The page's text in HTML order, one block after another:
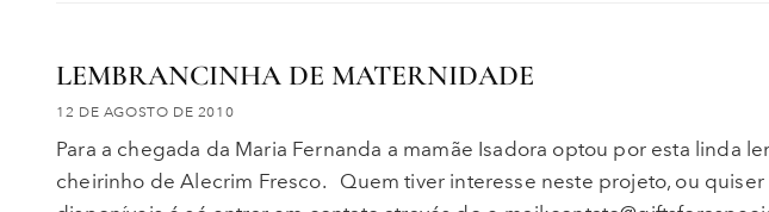
LEMBRANCINHA DE MATERNIDADE
12 DE AGOSTO DE 2010
Para a chegada da Maria Fernanda a mamãe Isadora optou por esta linda
cheirinho de Alecrim Fresco. Quem tiver interesse neste projeto, ou